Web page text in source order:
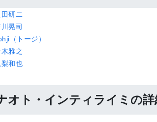
研二
晃司
（トージ）
雅之
和也
オト・インティライミの詳